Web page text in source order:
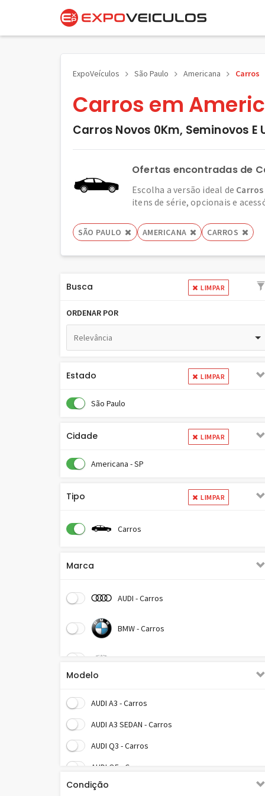
ExpoVeículos São Paulo Americana Carros
Carros em
Carros Novos 0Km, Seminovos
Ofertas encontradas de
Escolha a versão ideal de Carros
itens de série, opcionais e
SÃO PAULO AMERICANA CARROS
Busca LIMPAR
ORDENAR POR
Relevância
Estado LIMPAR
São Paulo
Cidade LIMPAR
Americana - SP
Tipo LIMPAR
Carros
Marca
AUDI - Carros
BMW - Carros
DODGE - Carros
Modelo
AUDI A3 - Carros
AUDI A3 SEDAN - Carros
AUDI Q3 - Carros
AUDI Q5 - Carros
AUDI R8 COUPE PLUS - Carros
Condição